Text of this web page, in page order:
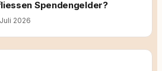
Spendengelder?
2026